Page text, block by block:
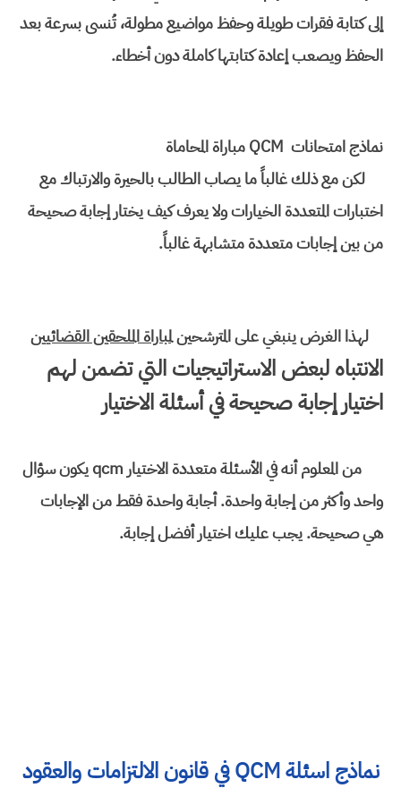
إلى كتابة فقرات طويلة وحفظ مواضيع مطولة، تُنسى بسرعة بعد
الحفظ ويصعب إعادة كتابتها كاملة دون أخطاء.
نماذج امتحانات QCM مباراة المحاماة
لكن مع ذلك غالباً ما يصاب الطالب بالحيرة والارتباك مع
اختبارات المتعددة الخيارات ولا يعرف كيف يختار إجابة صحيحة
من بين إجابات متعددة متشابهة غالباً.
لهذا الغرض ينبغي على المترشحينلمباراة الملحقين القضائيين
الانتباه لبعض الاستراتيجيات التي تضمن لهم
اختيار إجابة صحيحة في أسئلة الاختيار
من المعلوم أنه في الأسئلة متعددة الاختيار qcm يكون سؤال
واحد وأكثر من إجابة واحدة. أجابة واحدة فقط من الإجابات
هي صحيحة. يجب عليك اختيار أفضل إجابة.
نماذج اسئلة QCM في قانون الالتزامات والعقود